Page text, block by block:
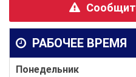
РАБОЧЕЕ ВРЕМЯ
Понедельник